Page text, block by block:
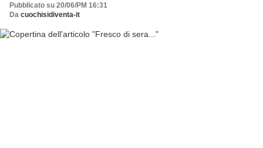
Pubblicato su 20/06/PM 16:31
Da cuochisidiventa-it